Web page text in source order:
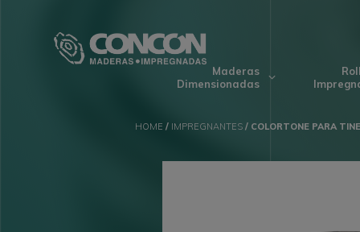
Maderas
Dimensionadas
HOME / IMPREGNANTES / COLORTONE PARA